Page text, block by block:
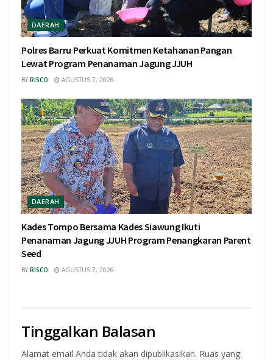
DAERAH
Polres Barru Perkuat Komitmen Ketahanan Pangan
Lewat Program Penanaman Jagung JJUH
BY RISCO AGUSTUS 7, 2026
DAERAH
Kades Tompo Bersama Kades Siawung Ikuti
Penanaman Jagung JJUH Program Penangkaran Parent
Seed
BY RISCO AGUSTUS 7, 2026
Tinggalkan Balasan
Alamat email Anda tidak akan dipublikasikan. Ruas yang